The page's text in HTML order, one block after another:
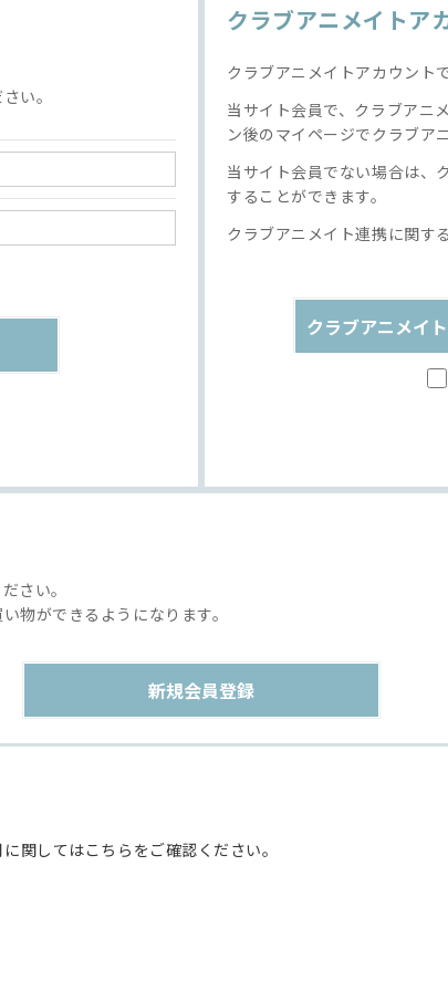
い。
クラブアニメイトア
クラブアニメイトアカウント
当サイト会員で、クラブアニ
ン後のマイページでクラブア
当サイト会員でない場合は、
することができます。
クラブアニメイト連携に関す
クラブアニメイ
さい。
物ができるようになります。
関してはこちらをご確認ください。